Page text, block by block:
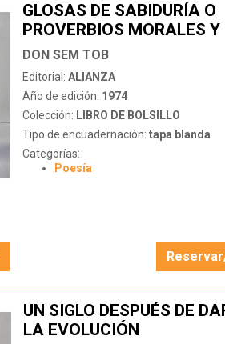
GLOSAS DE SABIDURÍA O
PROVERBIOS MORALES
RIMAS
DON SEM TOB
Editorial: ALIANZA
Año de edición: 1974
Colección: LIBRO DE BOLSILLO
Tipo de encuadernación: tapa blanda
Categorías:
Poesía
UN SIGLO DESPUÉS DE
LA EVOLUCIÓN